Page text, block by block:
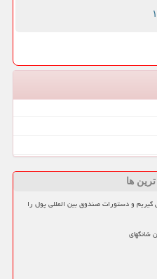
ترین ها
گیریم و دستورات صندوق بین المللی پول را
شانگهای